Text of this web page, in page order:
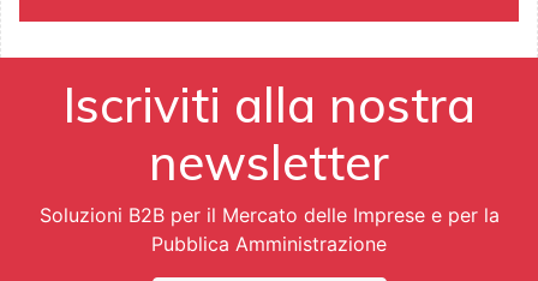
Iscriviti alla nostra
newsletter
Soluzioni B2B per il Mercato delle Imprese e per la
Pubblica Amministrazione